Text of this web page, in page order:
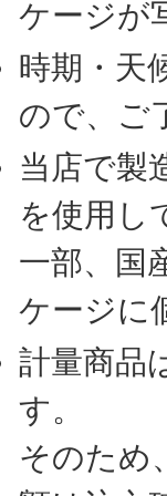
ケージが
時期・天
ので、ご
当店で製
を使用し
一部、国
ケージに
計量商品
す。
そのため